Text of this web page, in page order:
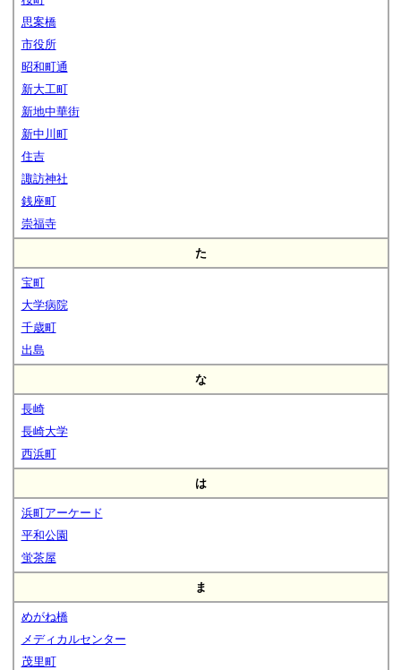
思案橋
市役所
昭和町通
新大工町
新地中華街
新中川町
住吉
諏訪神社
銭座町
崇福寺
た
宝町
大学病院
千歳町
出島
な
長崎
長崎大学
西浜町
は
浜町アーケード
平和公園
蛍茶屋
ま
めがね橋
メディカルセンター
茂里町